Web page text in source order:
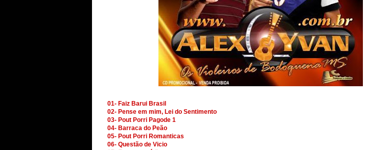
01- Faiz Barui Brasil
02- Pense em mim, Lei do Sentimento
03- Pout Porri Pagode 1
04- Barraca do Peão
05- Pout Porri Romanticas
06- Questão de Vicio